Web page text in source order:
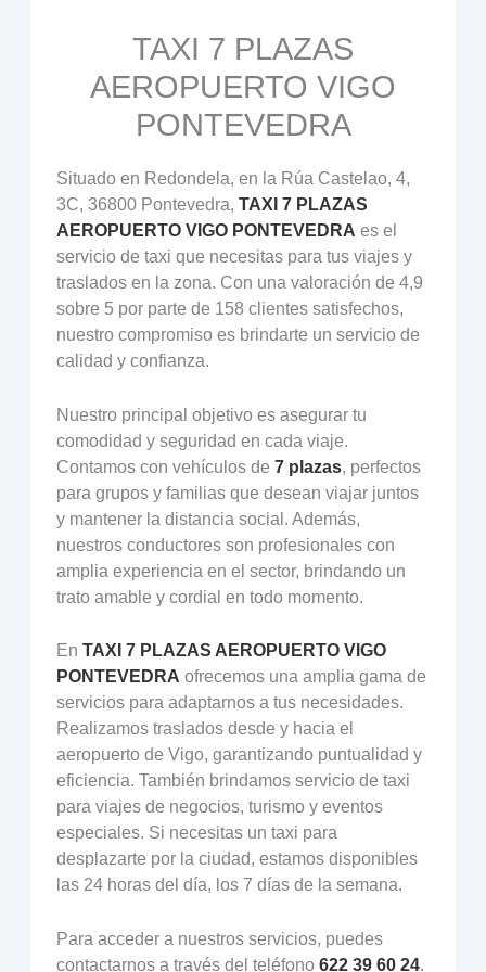
TAXI 7 PLAZAS
AEROPUERTO VIGO
PONTEVEDRA
Situado en Redondela, en la Rúa Castelao, 4,
3C, 36800 Pontevedra,TAXI 7 PLAZAS
AEROPUERTO VIGO PONTEVEDRA es el
servicio de taxi que necesitas para tus viajes y
traslados en la zona. Con una valoración de 4,9
sobre 5 por parte de 158 clientes satisfechos,
nuestro compromiso es brindarte un servicio de
calidad y confianza.
Nuestro principal objetivo es asegurar tu
comodidad y seguridad en cada viaje.
Contamos con vehículos de7 plazas, perfectos
para grupos y familias que desean viajar juntos
y mantener la distancia social. Además,
nuestros conductores son profesionales con
amplia experiencia en el sector, brindando un
trato amable y cordial en todo momento.
EnTAXI 7 PLAZAS AEROPUERTO VIGO
PONTEVEDRA ofrecemos una amplia gama de
servicios para adaptarnos a tus necesidades.
Realizamos traslados desde y hacia el
aeropuerto de Vigo, garantizando puntualidad y
eficiencia. También brindamos servicio de taxi
para viajes de negocios, turismo y eventos
especiales. Si necesitas un taxi para
desplazarte por la ciudad, estamos disponibles
las 24 horas del día, los 7 días de la semana.
Para acceder a nuestros servicios, puedes
contactarnos a través del teléfono622 39 60 24.